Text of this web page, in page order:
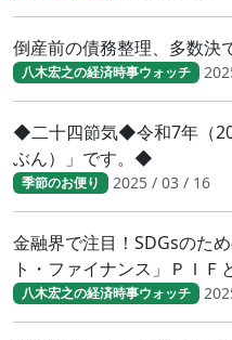
倒産前の債務整理、多数決
八木宏之の経済時事ウォッチ
◆二十四節気◆令和7年（
ぶん）」です。◆
季節のお便り 2025 / 03 / 16
金融界で注目！SDGsのた
ト・ファイナンス」ＰＩＦ
八木宏之の経済時事ウォッチ